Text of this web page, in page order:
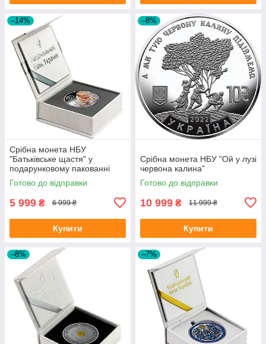
–14%
Срібна монета НБУ
"Батьківське щастя" у
подарунковому пакованні
Готово до відправки
5 999 ₴ 6 999 ₴
Купити
–8%
Срібна монета НБУ "Ой у лузі
червона калина"
Готово до відправки
10 999 ₴ 11 999 ₴
Купити
–8% –7%